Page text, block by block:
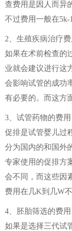
查费用是因人而异
不过费用一般在5k-
2、生殖疾病治疗费
如果在术前检查的
业就会建议进行这
会影响试管的成功
有必要的。而这方
3、试管药物的费用
促排是试管婴儿过
分为国内的和国外
专家使用的促排方
会不同，而这些因
费用在几K到几W不
4、胚胎筛选的费用
如果是选择三代试